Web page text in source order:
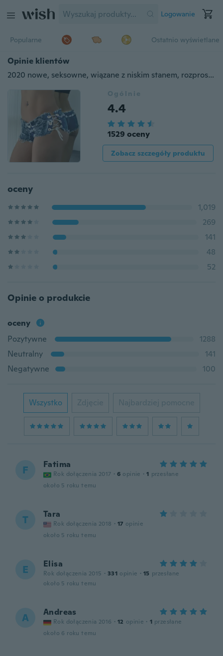
Logowanie
Popularne Ostatnio wyświetlane
Opinie klientów
2020 nowe, seksowne, wiązane z niskim stanem, rozproszone, gorące, obcisłe dżinsy dla kobiet
Ogólnie
4.4
1529 oceny
Zobacz szczegóły produktu
oceny
1,019
269
141
48
52
Opinie o produkcie
oceny
Pozytywne
1288
Neutralny
141
Negatywne
100
Wszystko Zdjęcie Najbardziej pomocne
F Fatima
Rok dołączenia 2017 · 6 opinie · 1 przesłane
około 5 roku temu
T Tara
Rok dołączenia 2018 · 17 opinie
około 5 roku temu
E Elisa
Rok dołączenia 2015 · 331 opinie · 15 przesłane
około 5 roku temu
A Andreas
Rok dołączenia 2016 · 12 opinie · 1 przesłane
około 6 roku temu